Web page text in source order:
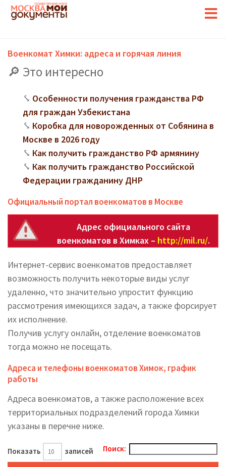
Военкомат Химки: адреса и горячая линия
Это интересно
Особенности получения гражданства РФ
для граждан Узбекистана
Коробка для новорожденных от Собянина в
Москве в 2026 году
Как получить гражданство РФ армянину
Как получить гражданство Российской
Федерации гражданину ДНР
Официальный портал военкоматов в Москве
Адрес официального сайта
военкоматов в Химках – http://mil.ru/.
Интернет-сервис военкоматов предоставляет
возможность получить некоторые виды услуг
удаленно, что значительно упростит функцию
рассмотрения имеющихся задач, а также форсирует
их исполнение.
Получив услугу онлайн, отделение военкоматов
тогда можно не посещать.
Адреса и телефоны военкоматов Химок, график
работы
Адреса военкоматов, а также расположение всех
территориальных подразделений города Химки
указаны в перечне ниже.
Показать записей Поиск: